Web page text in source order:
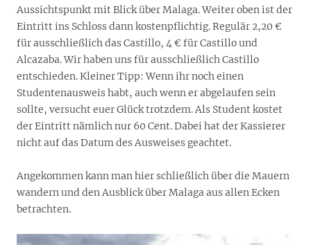
Aussichtspunkt mit Blick über Malaga. Weiter oben ist der
Eintritt ins Schloss dann kostenpflichtig. Regulär 2,20 €
für ausschließlich das Castillo, 4 € für Castillo und
Alcazaba. Wir haben uns für ausschließlich Castillo
entschieden. Kleiner Tipp: Wenn ihr noch einen
Studentenausweis habt, auch wenn er abgelaufen sein
sollte, versucht euer Glück trotzdem. Als Student kostet
der Eintritt nämlich nur 60 Cent. Dabei hat der Kassierer
nicht auf das Datum des Ausweises geachtet.
Angekommen kann man hier schließlich über die Mauern
wandern und den Ausblick über Malaga aus allen Ecken
betrachten.